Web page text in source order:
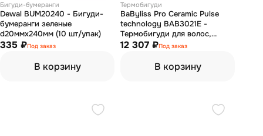
Бигуди-бумеранги
Dewal BUM20240 - Бигуди-
бумеранги зеленые
d20ммx240мм (10 шт/упак)
335 ₽Под заказ
В корзину
Термобигуди
BaByliss Pro Ceramic Pulse
technology BAB3021E -
Термобигуди для волос,
керамика+велюр, 20 шт, 400
12 307 ₽Под заказ
В корзину